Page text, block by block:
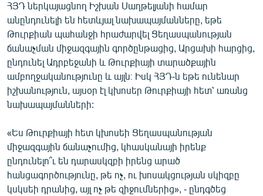
ՀՅԴ ներկայացնող Իշխան Սաղթելյանի համար
անընդունելի են հետևյալ նախապայմանները, եթե
Թուրքիան պահանջի հրաժարվել Ցեղասպանության
ճանաչման միջազգային գործընթացից, Արցախի հարցից,
ընդունել Ադրբեջանի և Թուրքիայի տարածքային
ամբողջականությունը և այլն։ Իսկ ՀՅԴ-ն եթե ունենար
իշխանություն, այսօր էլ կխոսեր Թուրքիայի հետ՝ առանց
նախապայմանների:
«Ես Թուրքիայի հետ կխոսեի Ցեղասպանության
միջազգային ճանաչումից, կհասկանայի իրենք
ընդունելո՞ւ են դարասկզբի իրենց արած
հանցագործությունը, թե ոչ, ու խոսակցության սկիզբը
կսկսեի դրանից, այլ ոչ թե զիջումներից», - ընդգծեց